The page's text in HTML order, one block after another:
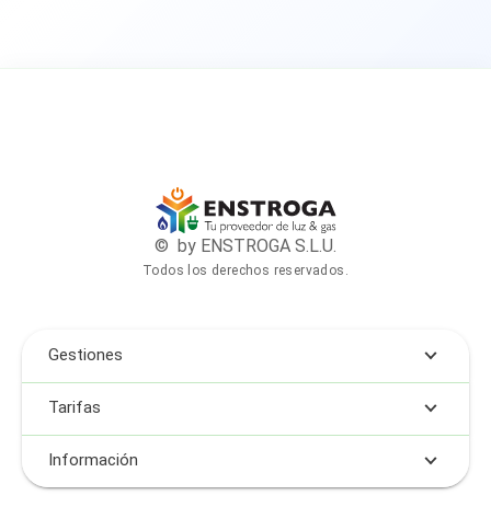
© by ENSTROGA S.L.U.
Todos los derechos reservados.
Gestiones
Tarifas
Información